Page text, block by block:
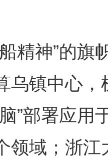
神”的旗
乌镇中心
”部署应用
领域；浙